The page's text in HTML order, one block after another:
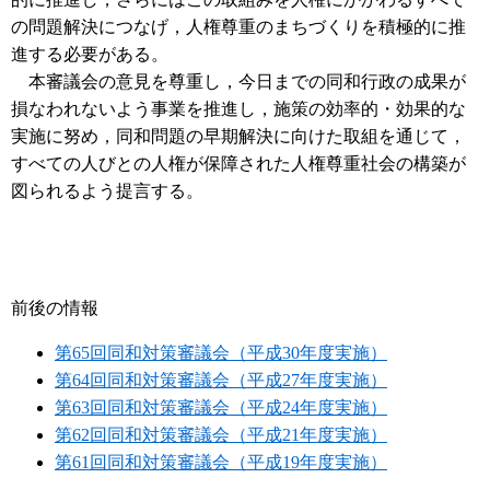
の問題解決につなげ，人権尊重のまちづくりを積極的に推
進する必要がある。
本審議会の意見を尊重し，今日までの同和行政の成果が
損なわれないよう事業を推進し，施策の効率的・効果的な
実施に努め，同和問題の早期解決に向けた取組を通じて，
すべての人びとの人権が保障された人権尊重社会の構築が
図られるよう提言する。
前後の情報
第65回同和対策審議会（平成30年度実施）
第64回同和対策審議会（平成27年度実施）
第63回同和対策審議会（平成24年度実施）
第62回同和対策審議会（平成21年度実施）
第61回同和対策審議会（平成19年度実施）